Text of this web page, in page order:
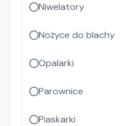
Niwelatory
Nożyce do blachy
Opalarki
Parownice
Piaskarki